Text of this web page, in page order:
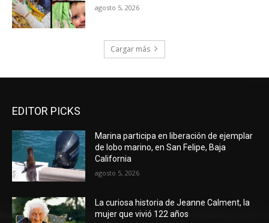
agosto 5, 2026
Cargar más
EDITOR PICKS
Marina participa en liberación de ejemplar
de lobo marino, en San Felipe, Baja
California
agosto 5, 2026
La curiosa historia de Jeanne Calment, la
mujer que vivió 122 años